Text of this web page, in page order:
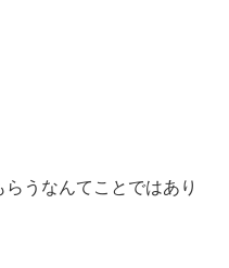
うなんてことではあり